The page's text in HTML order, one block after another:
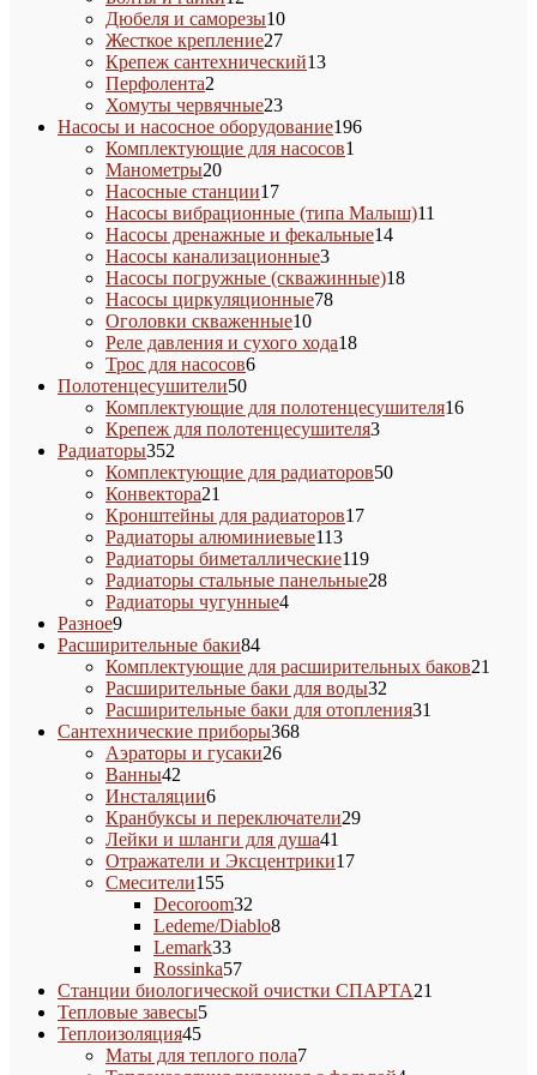
товаров
Дюбеля и саморезы1010
Жесткое крепление2727
товаров
Крепеж сантехнический1313
Перфолента2
товара
Хомуты червячные2323
товара
Насосы и насосное оборудование196196
Комплектующие для насосов1
Манометры2020
товаров
Насосные станции1717
товаров
Насосы вибрационные (типа Малыш)11
Насосы дренажные и фекальные1414
Насосы канализационные33
товара
Насосы погружные (скважинные)1818
Насосы циркуляционные7878
Оголовки скваженные1010
товаров
Реле давления и сухого хода1818
Трос для насосов66
Полотенцесушители5050
товаров
Комплектующие для полотенцесушителя1616
Крепеж для полотенцесушителя33
Радиаторы352
товара
Комплектующие для радиаторов5050
Конвектора21
товар
Кронштейны для радиаторов1717
Радиаторы алюминиевые113113
товаров
Радиаторы биметаллические119119
товаров
Радиаторы стальные панельные2828
Радиаторы чугунные44
Разное99
товаров
Расширительные баки8484
товара
Комплектующие для расширительных баков21
Расширительные баки для воды32
товара
Расширительные баки для отопления31
Сантехнические приборы368368
Аэраторы и гусаки2626
Ванны42
товара
Инсталяции66
товаров
Кранбуксы и переключатели2929
Лейки и шланги для душа41
товар
Отражатели и Эксцентрики1717
Смесители155155
товаров
Decoroom32
товара
Ledeme/Diablo88
Lemark3333
товара
Rossinka5757
товаров
Станции биологической очистки СПАРТА21
Тепловые завесы55
Теплоизоляция4545
товаров
Маты для теплого пола77